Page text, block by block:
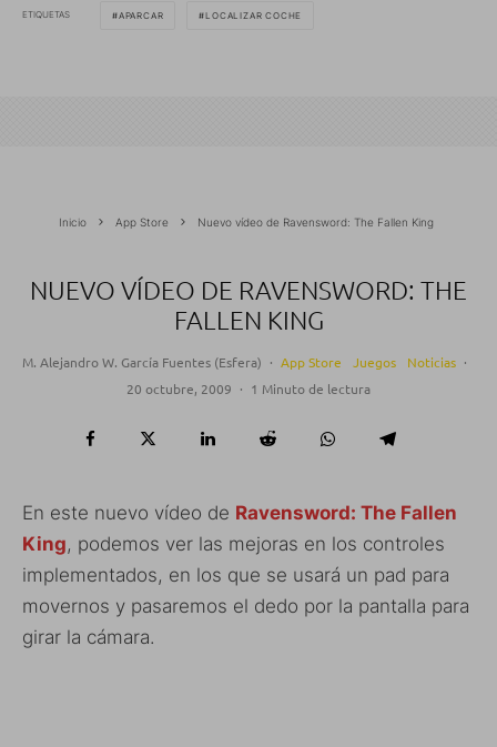
ETIQUETAS APARCAR LOCALIZAR COCHE
Inicio App Store Nuevo vídeo de Ravensword: The Fallen King
NUEVO VÍDEO DE RAVENSWORD: THE
FALLEN KING
M. Alejandro W. García Fuentes (Esfera) · App Store Juegos Noticias ·
20 octubre, 2009 · 1 Minuto de lectura
En este nuevo vídeo de Ravensword: The Fallen
King, podemos ver las mejoras en los controles
implementados, en los que se usará un pad para
movernos y pasaremos el dedo por la pantalla para
girar la cámara.